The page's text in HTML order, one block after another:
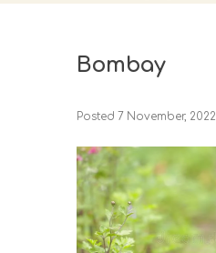
Bombay
Posted 7 November, 2022